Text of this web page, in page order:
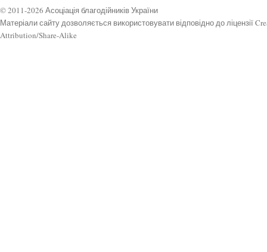
© 2011-2026 Асоціація благодійників України
Матеріали сайту дозволяється використовувати відповідно до ліцензії
Attribution/Share-Alike